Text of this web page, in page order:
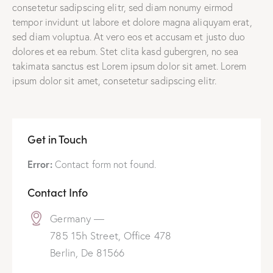
consetetur sadipscing elitr, sed diam nonumy eirmod
tempor invidunt ut labore et dolore magna aliquyam erat,
sed diam voluptua. At vero eos et accusam et justo duo
dolores et ea rebum. Stet clita kasd gubergren, no sea
takimata sanctus est Lorem ipsum dolor sit amet. Lorem
ipsum dolor sit amet, consetetur sadipscing elitr.
Get in Touch
Error:Contact form not found.
Contact Info
Germany —
785 15h Street, Office 478
Berlin, De 81566